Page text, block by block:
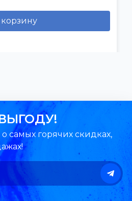
корзину
самых горячих скидках,